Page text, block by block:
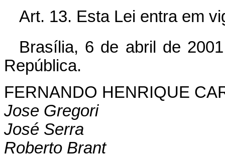
Art. 13. Esta Lei entra em
Brasília, 6 de abril de
República.
FERNANDO HENRIQUE
Jose Gregori
José Serra
Roberto Brant